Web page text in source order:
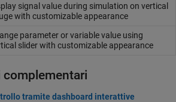
signal value during simulation on vertical
with customizable appearance
parameter or variable value using
slider with customizable appearance
tramite dashboard interattive